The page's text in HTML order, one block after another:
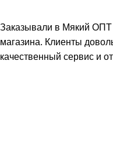
Заказывали в Мякий ОПТ
магазина. Клиенты
качественный сервис и